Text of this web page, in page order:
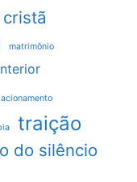
matrimônio
traição
do silêncio